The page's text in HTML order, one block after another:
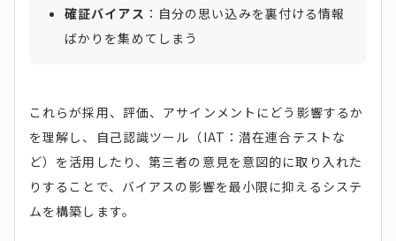
確証バイアス ：自分の思い込みを裏付ける情報
ばかりを集めてしまう
これらが採用、評価、アサインメントにどう影響するか
を理解し、自己認識ツール（IAT：潜在連合テストな
ど）を活用したり、第三者の意見を意図的に取り入れた
りすることで、バイアスの影響を最小限に抑えるシステ
ムを構築します。